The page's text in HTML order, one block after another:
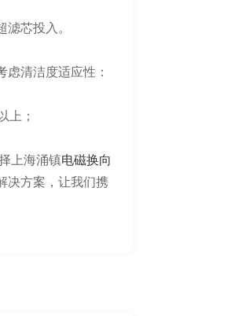
芯投入。
清洁度适应性：
上；
上海涌镇电磁换向
决方案，让我们携